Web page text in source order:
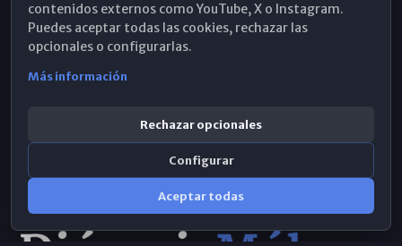
WhatsApp
contenidos externos como YouTube, X o Instagram.
Puedes aceptar todas las cookies, rechazar las
opcionales o configurarlas.
Más información
Rechazar opcionales
Configurar
Aceptar todas